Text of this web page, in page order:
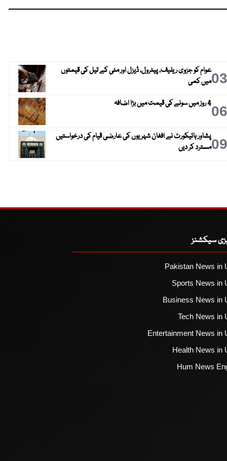
03عوام کو جزوی ریلیف، پیٹرول، ڈیزل اور مٹی کے تیل کی قیمتوں
میں کمی
064 روز میں سونے کی قیمت میں بڑا اضافہ
09پشاور ہائیکورٹ نے افغان شہریوں کی عارضی قیام کی درخواستیں
مسترد کر دیں
سیکشنز
Pakistan News in
Sports News in
Business News in
Tech News in
Entertainment News in
Health News in
Hum News